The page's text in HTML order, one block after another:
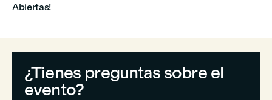
Abiertas!
¿Tienes preguntas sobre el
evento?